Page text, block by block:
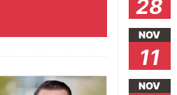
28
NOV
11
NOV